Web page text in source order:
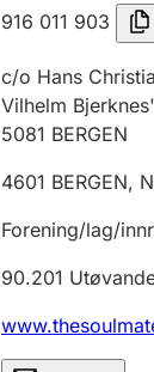
916 011 903
c/o Hans
Vilhelm
5081 BERGEN
4601 BERGEN,
Forening/lag/
90.201